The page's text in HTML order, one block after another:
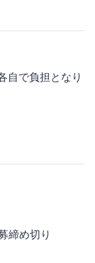
自で負担となり
締め切り